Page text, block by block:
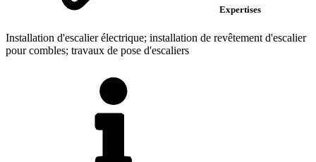
Expertises
Installation d'escalier électrique; installation de revêtement d'escalier
pour combles; travaux de pose d'escaliers